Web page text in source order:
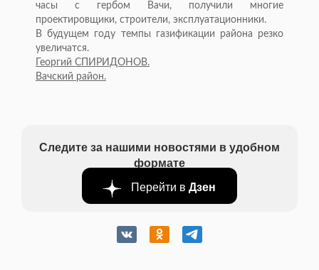
часы с гербом Вачи, получили многие
проектировщики, строители, эксплуатационники.
В будущем году темпы газификации района резко
увеличатся.
Георгий СПИРИДОНОВ.
Вачский район.
Следите за нашими новостями в удобном
формате
Перейти в Дзен